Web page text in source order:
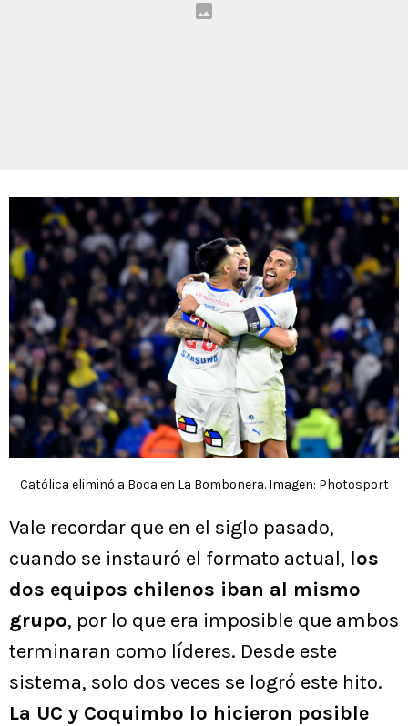
Católica eliminó a Boca en La Bombonera. Imagen: Photosport
Vale recordar que en el siglo pasado,
cuando se instauró el formato actual, los
dos equipos chilenos iban al mismo
grupo, por lo que era imposible que ambos
terminaran como líderes. Desde este
sistema, solo dos veces se logró este hito.
La UC y Coquimbo lo hicieron posible